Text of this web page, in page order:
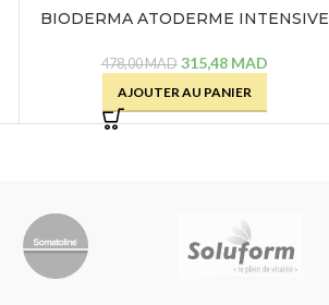
BIODERMA ATODERME INTENSIVE
478,00MAD 315,48 MAD
AJOUTER AU PANIER